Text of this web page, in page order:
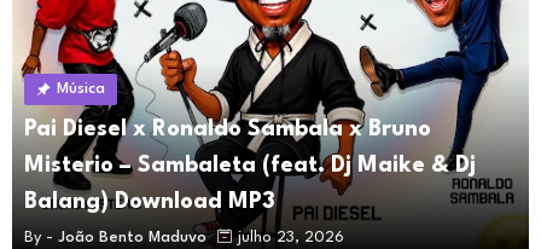
Música
Pai Diesel x Ronaldo Sambala x Bruno
Misterio – Sambaleta (feat. Dj Maike & Dj
Balang) Download MP3
By - João Bento Maduvo julho 23, 2026